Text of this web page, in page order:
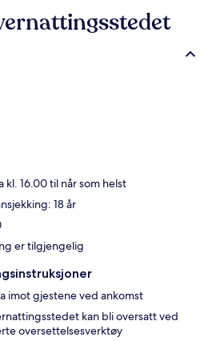
kl. 16.00 til når som helst
18 år
er tilgjengelig
imot gjestene ved ankomst
kan bli oversatt ved
oversettelsesverktøy